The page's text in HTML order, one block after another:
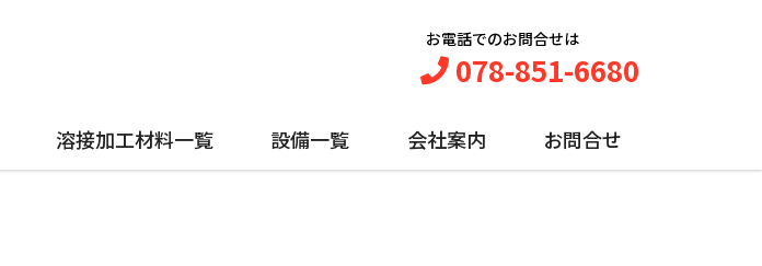
お電話でのお問合せは
078-851-6680
溶接加工材料一覧 設備一覧 会社案内 お問合せ